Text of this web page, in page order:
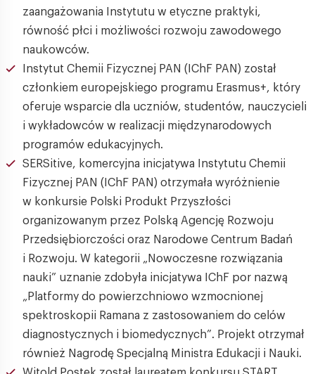
zaangażowania Instytutu w etyczne praktyki,
równość płci i możliwości rozwoju zawodowego
naukowców.
Instytut Chemii Fizycznej PAN (IChF PAN) został
członkiem europejskiego programu Erasmus+, który
oferuje wsparcie dla uczniów, studentów, nauczycieli
i wykładowców w realizacji międzynarodowych
programów edukacyjnych.
SERSitive, komercyjna inicjatywa Instytutu Chemii
Fizycznej PAN (IChF PAN) otrzymała wyróżnienie
w konkursie Polski Produkt Przyszłości
organizowanym przez Polską Agencję Rozwoju
Przedsiębiorczości oraz Narodowe Centrum Badań
i Rozwoju. W kategorii „Nowoczesne rozwiązania
nauki” uznanie zdobyła inicjatywa IChF por nazwą
„Platformy do powierzchniowo wzmocnionej
spektroskopii Ramana z zastosowaniem do celów
diagnostycznych i biomedycznych”. Projekt otrzymał
również Nagrodę Specjalną Ministra Edukacji i Nauki.